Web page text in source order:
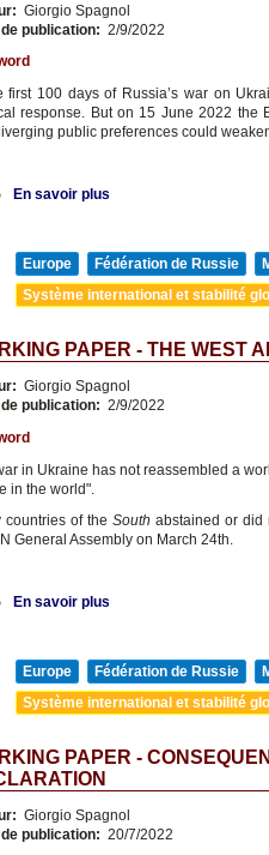
Giorgio Spagnol
publication: 2/9/2022
first 100 days of Russia’s war on
response. But on 15 June 2022 the
public preferences could
En savoir plus
Europe Fédération de Russie
Système international et stabilité
PAPER - THE WEST
Giorgio Spagnol
de publication: 2/9/2022
in Ukraine has not reassembled a
in the world".
countries of theSouth abstained or did
General Assembly on March 24th.
En savoir plus
Europe Fédération de Russie
Système international et stabilité
PAPER -
Giorgio Spagnol
de publication: 20/7/2022